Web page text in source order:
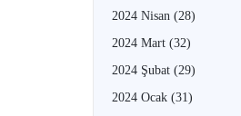
2024 Nisan (28)
2024 Mart (32)
2024 Şubat (29)
2024 Ocak (31)